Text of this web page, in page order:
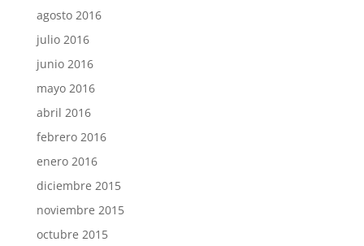
agosto 2016
julio 2016
junio 2016
mayo 2016
abril 2016
febrero 2016
enero 2016
diciembre 2015
noviembre 2015
octubre 2015